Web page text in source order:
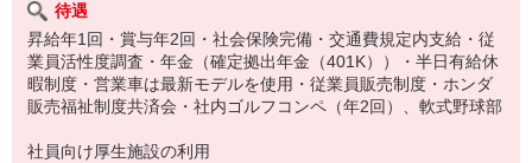
待遇
昇給年1回・賞与年2回・社会保険完備・交通費規定内支給・従
業員活性度調査・年金（確定拠出年金（401K））・半日有給休
暇制度・営業車は最新モデルを使用・従業員販売制度・ホンダ
販売福祉制度共済会・社内ゴルフコンペ（年2回）、軟式野球部
社員向け厚生施設の利用